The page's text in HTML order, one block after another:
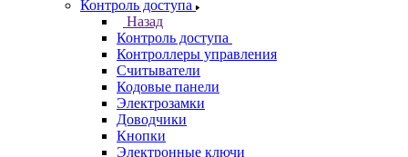
Контроль доступа
Назад
Контроль доступа
Контроллеры управления
Считыватели
Кодовые панели
Электрозамки
Доводчики
Кнопки
Электронные ключи